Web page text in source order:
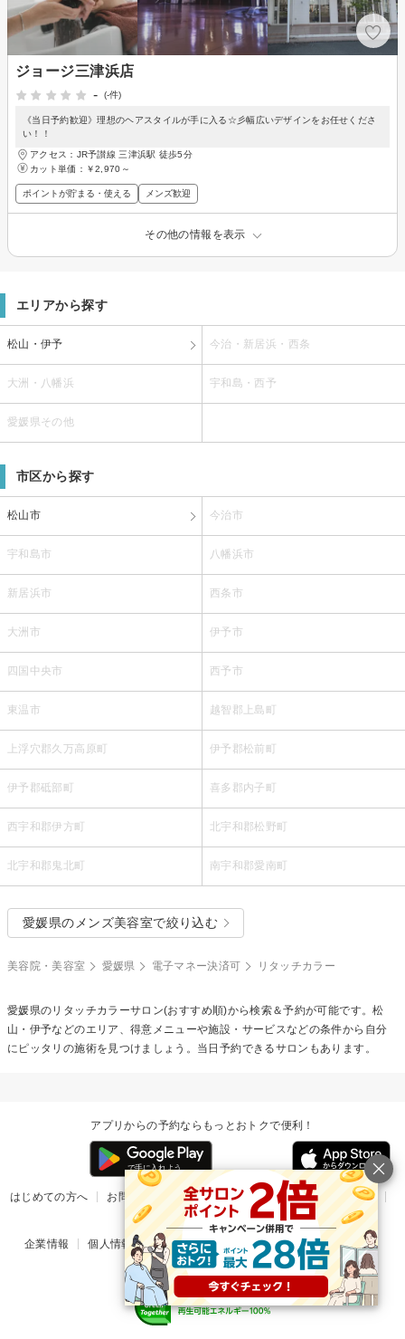
ジョージ三津浜店
-
(-件)
《当日予約歓迎》理想のヘアスタイルが手に入る☆彡幅広いデザインをお任せくださ
い！！
アクセス：JR予讃線 三津浜駅 徒歩5分
カット単価： ￥2,970～
ポイントが貯まる・使える メンズ歓迎
その他の情報を表示
エリアから探す
松山・伊予 今治・新居浜・西条
大洲・八幡浜 宇和島・西予
愛媛県その他
市区から探す
松山市 今治市
宇和島市 八幡浜市
新居浜市 西条市
大洲市 伊予市
四国中央市 西予市
東温市 越智郡上島町
上浮穴郡久万高原町 伊予郡松前町
伊予郡砥部町 喜多郡内子町
西宇和郡伊方町 北宇和郡松野町
北宇和郡鬼北町 南宇和郡愛南町
愛媛県のメンズ美容室で絞り込む
美容院・美容室 愛媛県 電子マネー決済可 リタッチカラー
愛媛県のリタッチカラーサロン(おすすめ順)から検索＆予約が可能です。松
山・伊予などのエリア、得意メニューや施設・サービスなどの条件から自分
にピッタリの施術を見つけましょう。当日予約できるサロンもあります。
アプリからの予約ならもっとおトクで便利！
はじめての方へ お問い合わせ ヘルプ リリース情報
利用規約
掲載ご希望のサロン様
企業情報 個人情報保護方針 楽天のサービス一覧 アプリ一覧
© Rakuten Group, Inc.